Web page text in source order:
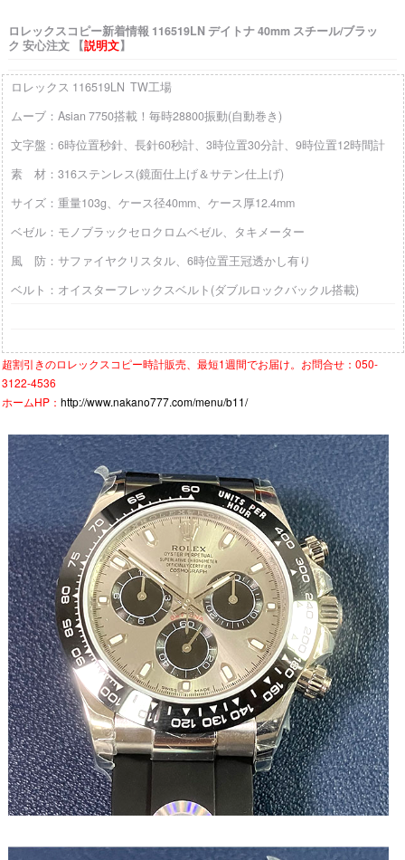
ロレックスコピー新着情報 116519LN デイトナ 40mm スチール/ブラッ
ク 安心注文 【説明文】
ロレックス 116519LN TW工場
ムーブ：Asian 7750搭載！毎時28800振動(自動巻き)
文字盤：6時位置秒針、長針60秒計、3時位置30分計、9時位置12時間計
素 材：316ステンレス(鏡面仕上げ＆サテン仕上げ)
サイズ：重量103g、ケース径40mm、ケース厚12.4mm
ベゼル：モノブラックセロクロムベゼル、タキメーター
風 防：サファイヤクリスタル、6時位置王冠透かし有り
ベルト：オイスターフレックスベルト(ダブルロックバックル搭載)
超割引きのロレックスコピー時計販売、最短1週間でお届け。お問合せ：050-
3122-4536
ホームHP： http://www.nakano777.com/menu/b11/